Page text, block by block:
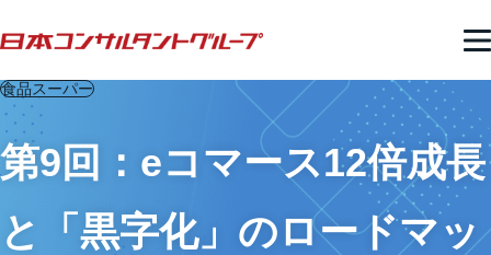
食品スーパー
第9回：eコマース12倍成長
と「黒字化」のロードマッ